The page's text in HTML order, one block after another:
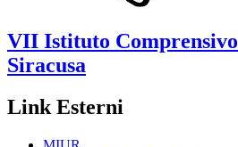
VII Istituto Comprensivo
Siracusa
Link Esterni